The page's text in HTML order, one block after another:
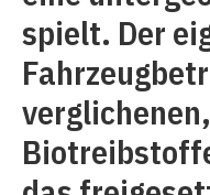
spielt. Der